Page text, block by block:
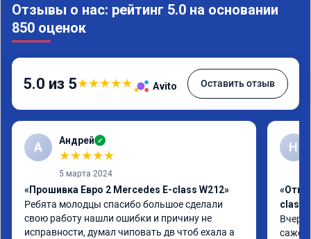
Отзывы о нас: рейтинг 5.0 на основании
850 оценок
5.0 из 5★★★★★ Avito Оставить отзыв
А Андрей ✓
★★★★★
5 марта 2024
«Прошивка Евро 2 Mercedes E-class W212»
Ребята молодцы спасибо большое сделали
свою работу нашли ошибки и причину не
исправности, думал чиповать дв чтоб ехала а
Н
class
Вчера